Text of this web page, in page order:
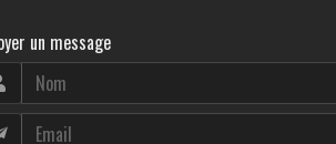
un message